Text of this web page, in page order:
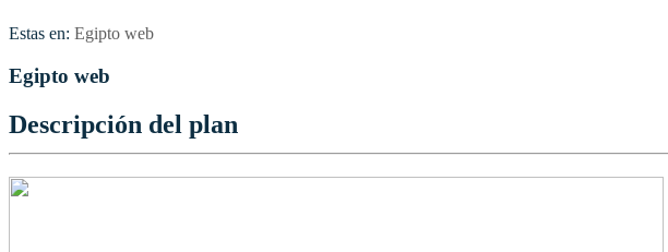
Estas en: Egipto web
Egipto web
Descripción del plan